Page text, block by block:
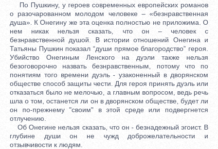
По Пушкину, у героев современных европейских романов
о разочарованном молодом человеке – «безнравственная
душа». К Онегину же эта оценка полностью не приложима. О
нем никак нельзя сказать, что он – человек с
безнравственной душой. В истории отношений Онегина и
Татьяны Пушкин показал “души прямое благородство” героя.
Убийство Онегиным Ленского на дуэли также нельзя
безоговорочно назвать безнравственным, потому что по
понятиям того времени дуэль - узаконенный в дворянском
обществе способ защиты чести. Для героя принять дуэль или
отказаться было не мелочью, а главным вопросом, ведь речь
шла о том, останется ли он в дворянском обществе, будет ли
он по-прежнему "своим" в этой среде или подвергнется
отлучению.
Об Онегине нельзя сказать, что он - безнадежный эгоист. В
глубине души он не чужд доброжелательности и
отзывчивости к людям.